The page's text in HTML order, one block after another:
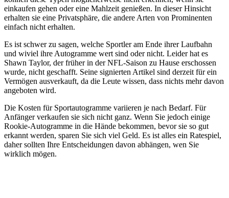
einkaufen gehen oder eine Mahlzeit genießen. In dieser Hinsicht
erhalten sie eine Privatsphäre, die andere Arten von Prominenten
einfach nicht erhalten.
Es ist schwer zu sagen, welche Sportler am Ende ihrer Laufbahn
und wiviel ihre Autogramme wert sind oder nicht. Leider hat es
Shawn Taylor, der früher in der NFL-Saison zu Hause erschossen
wurde, nicht geschafft. Seine signierten Artikel sind derzeit für ein
Vermögen ausverkauft, da die Leute wissen, dass nichts mehr davon
angeboten wird.
Die Kosten für Sportautogramme variieren je nach Bedarf. Für
Anfänger verkaufen sie sich nicht ganz. Wenn Sie jedoch einige
Rookie-Autogramme in die Hände bekommen, bevor sie so gut
erkannt werden, sparen Sie sich viel Geld. Es ist alles ein Ratespiel,
daher sollten Ihre Entscheidungen davon abhängen, wen Sie
wirklich mögen.